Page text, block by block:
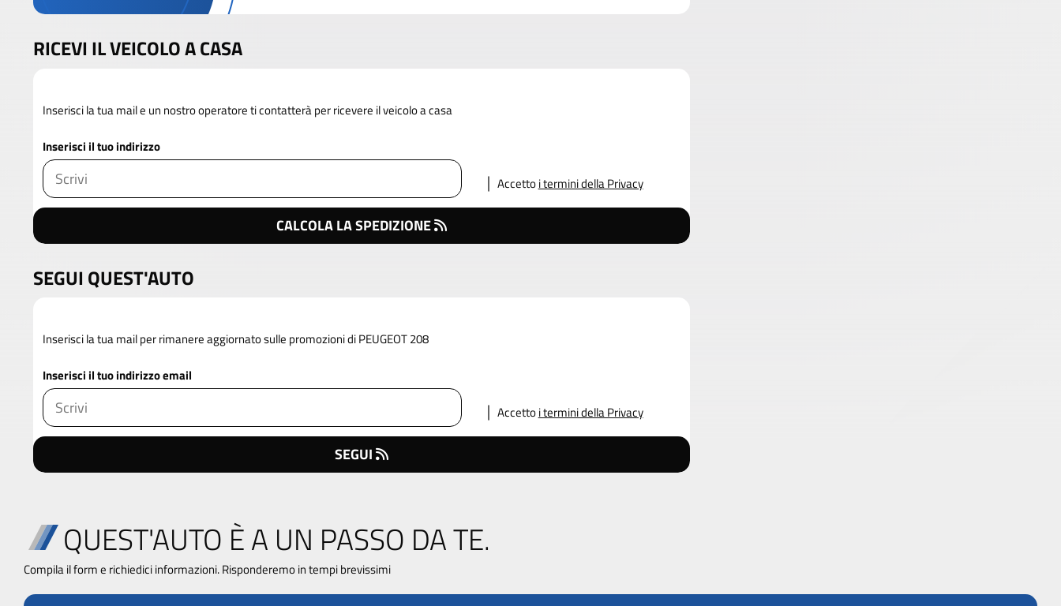
RICEVI IL VEICOLO A CASA
Inserisci la tua mail e un nostro operatore ti contatterà per ricevere il veicolo a casa
Inserisci il tuo indirizzo
Accettoi termini della Privacy
CALCOLA LA SPEDIZIONE
SEGUI QUEST'AUTO
Inserisci la tua mail per rimanere aggiornato sulle promozioni di PEUGEOT 208
Inserisci il tuo indirizzo email
Accettoi termini della Privacy
SEGUI
QUEST'AUTO È A UN PASSO DA TE.
Compila il form e richiedici informazioni. Risponderemo in tempi brevissimi